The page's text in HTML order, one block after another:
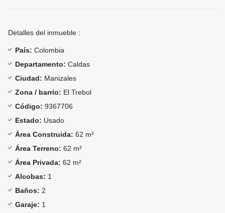
Detalles del inmueble :
País: Colombia
Departamento: Caldas
Ciudad: Manizales
Zona / barrio: El Trebol
Código: 9367706
Estado: Usado
Área Construida: 62 m²
Área Terreno: 62 m²
Área Privada: 62 m²
Alcobas: 1
Baños: 2
Garaje: 1